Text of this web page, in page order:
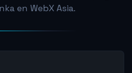
en WebX Asia.